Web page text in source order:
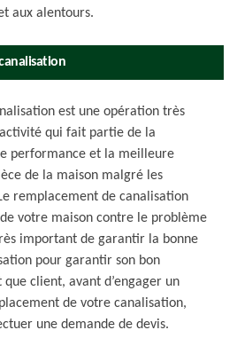
aux alentours.
est une opération très
activité qui fait partie de la
performance et la meilleure
de la maison malgré les
remplacement de canalisation
votre maison contre le problème
important de garantir la bonne
pour garantir son bon
client, avant d’engager un
de votre canalisation,
une demande de devis.